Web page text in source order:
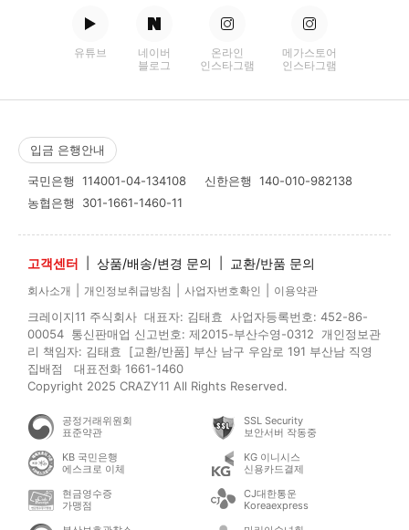
유튜브
네이버
블로그
온라인
인스타그램
메가스토어
인스타그램
입금 은행안내
국민은행 114001-04-134108 신한은행 140-010-982138
농협은행 301-1661-1460-11
고객센터 상품/배송/변경 문의 교환/반품 문의
회사소개 개인정보취급방침 사업자번호확인 이용약관
크레이지11 주식회사 대표자: 김태효 사업자등록번호: 452-86-
00054 통신판매업 신고번호: 제2015-부산수영-0312 개인정보관
리 책임자: 김태효 [교환/반품] 부산 남구 우암로 191 부산남 직영
집배점 대표전화 1661-1460
Copyright 2025 CRAZY11 All Rights Reserved.
공정거래위원회
표준약관
SSL Security
보안서버 작동중
KB 국민은행
에스크로 이체
KG 이니시스
신용카드결제
현금영수증
가맹점
CJ대한통운
Koreaexpress